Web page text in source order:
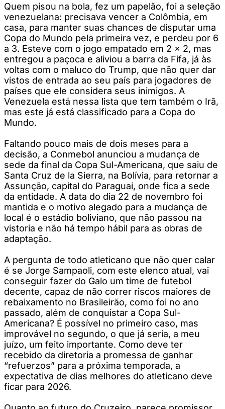
Quem pisou na bola, fez um papelão, foi a seleção
venezuelana: precisava vencer a Colômbia, em
casa, para manter suas chances de disputar uma
Copa do Mundo pela primeira vez, e perdeu por 6
a 3. Esteve com o jogo empatado em 2 x 2, mas
entregou a paçoca e aliviou a barra da Fifa, já às
voltas com o maluco do Trump, que não quer dar
vistos de entrada ao seu país para jogadores de
países que ele considera seus inimigos. A
Venezuela está nessa lista que tem também o Irã,
mas este já está classificado para a Copa do
Mundo.
Faltando pouco mais de dois meses para a
decisão, a Conmebol anunciou a mudança de
sede da final da Copa Sul-Americana, que saiu de
Santa Cruz de la Sierra, na Bolívia, para retornar a
Assunção, capital do Paraguai, onde fica a sede
da entidade. A data do dia 22 de novembro foi
mantida e o motivo alegado para a mudança de
local é o estádio boliviano, que não passou na
vistoria e não há tempo hábil para as obras de
adaptação.
A pergunta de todo atleticano que não quer calar
é se Jorge Sampaoli, com este elenco atual, vai
conseguir fazer do Galo um time de futebol
decente, capaz de não correr riscos maiores de
rebaixamento no Brasileirão, como foi no ano
passado, além de conquistar a Copa Sul-
Americana? É possível no primeiro caso, mas
improvável no segundo, o que já seria, a meu
juízo, um feito importante. Como deve ter
recebido da diretoria a promessa de ganhar
“refuerzos” para a próxima temporada, a
expectativa de dias melhores do atleticano deve
ficar para 2026.